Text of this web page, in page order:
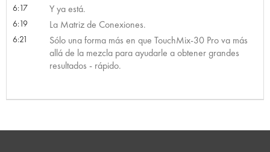
6:17 Y ya está.
6:19 La Matriz de Conexiones.
6:21
Sólo una forma más en que TouchMix-30 Pro va más
allá de la mezcla para ayudarle a obtener grandes
resultados - rápido.